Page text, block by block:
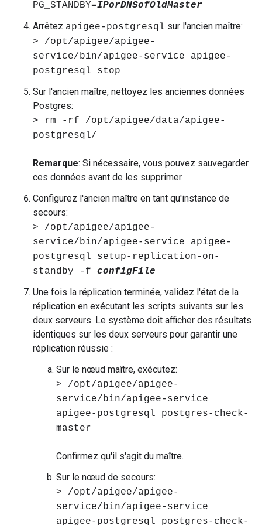
PG_STANDBY=IPorDNSofOldMaster
Arrêtez apigee-postgresql sur l'ancien maître:
> /opt/apigee/apigee-
service/bin/apigee-service apigee-
postgresql stop
Sur l'ancien maître, nettoyez les anciennes données
Postgres:
> rm -rf /opt/apigee/data/apigee-
postgresql/
Remarque: Si nécessaire, vous pouvez sauvegarder
ces données avant de les supprimer.
Configurez l'ancien maître en tant qu'instance de
secours:
> /opt/apigee/apigee-
service/bin/apigee-service apigee-
postgresql setup-replication-on-
standby -f configFile
Une fois la réplication terminée, validez l'état de la
réplication en exécutant les scripts suivants sur les
deux serveurs. Le système doit afficher des résultats
identiques sur les deux serveurs pour garantir une
réplication réussie :
Sur le nœud maître, exécutez:
> /opt/apigee/apigee-
service/bin/apigee-service
apigee-postgresql postgres-check-
master
Confirmez qu'il s'agit du maître.
Sur le nœud de secours:
> /opt/apigee/apigee-
service/bin/apigee-service
apigee-postgresql postgres-check-